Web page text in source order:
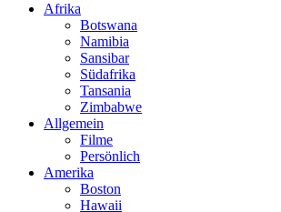
Afrika
Botswana
Namibia
Sansibar
Südafrika
Tansania
Zimbabwe
Allgemein
Filme
Persönlich
Amerika
Boston
Hawaii